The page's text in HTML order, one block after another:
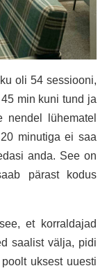
oli 54 sessiooni,
min kuni tund ja
lühematel
minutiga ei saa
anda. See on
pärast kodus
et korraldajad
saalist välja, pidi
uksest uuesti